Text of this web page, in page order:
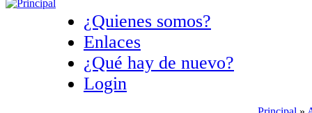
¿Quienes somos?
Enlaces
¿Qué hay de nuevo?
Login